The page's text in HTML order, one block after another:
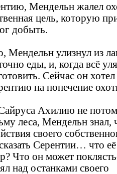
Мендельн жалел
цель, которую
добыть.
Мендельн улизнул из
еды, и, когда всё
Сейчас он
на попечение
Ахилию не
леса, Мендельн знал,
своего
Серентии… что её
Что он может
над останками своего